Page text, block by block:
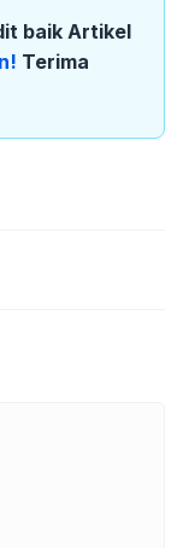
baik Artikel
Terima